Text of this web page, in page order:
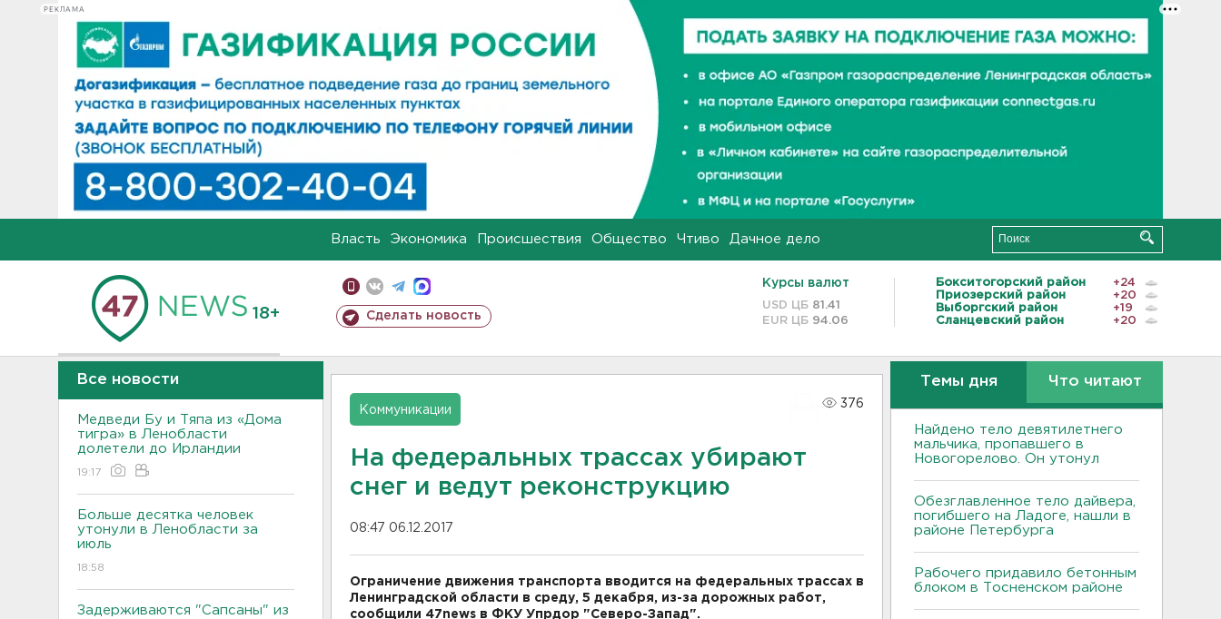
РЕКЛАМА
Власть Экономика Происшествия Общество Чтиво Дачное дело
18+ Сделать новость
Курсы валют
USD ЦБ 81.41
EUR ЦБ 94.06
Бокситогорский район
+24
Приозерский район
+20
Выборгский район
+19
Сланцевский район
+20
Все новости
Медведи Бу и Тяпа из «Дома
тигра» в Ленобласти
долетели до Ирландии
19:17
Больше десятка человек
утонули в Ленобласти за
июль
18:58
Задерживаются "Сапсаны" из
Коммуникации
376
На федеральных трассах убирают
снег и ведут реконструкцию
08:47 06.12.2017
Ограничение движения транспорта вводится на федеральных трассах в
Ленинградской области в среду, 5 декабря, из-за дорожных работ,
сообщили 47news в ФКУ Упрдор "Северо-Запад".
Темы дня Что читают
Найдено тело девятилетнего
мальчика, пропавшего в
Новогорелово. Он утонул
Обезглавленное тело дайвера,
погибшего на Ладоге, нашли в
районе Петербурга
Рабочего придавило бетонным
блоком в Тосненском районе